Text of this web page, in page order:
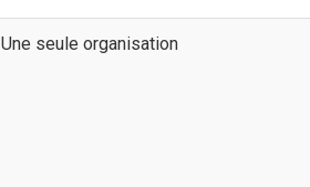
Une seule organisation